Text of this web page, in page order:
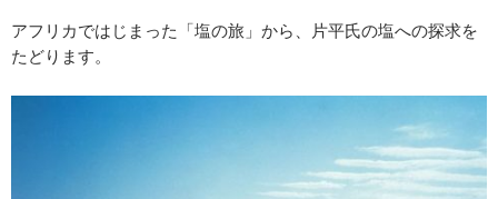
アフリカではじまった「塩の旅」から、片平氏の塩への探求を
たどります。